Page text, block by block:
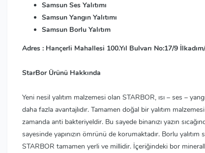
Samsun Ses Yalıtımı
Samsun Yangın Yalıtımı
Samsun Borlu Yalıtım
Adres : Hançerli Mahallesi 100.Yıl Bulvarı No:17/9
StarBor Ürünü Hakkında
Yeni nesil yalıtım malzemesi olan STARBOR, ısı – ses –
daha fazla avantajlıdır. Tamamen doğal bir yalıtım
zamanda anti bakteriyeldir. Bu sayede binanızı yazın
sayesinde yapınızın ömrünü de korumaktadır. Borlu
STARBOR tamamen yerli ve millidir. İçeriğindeki bor